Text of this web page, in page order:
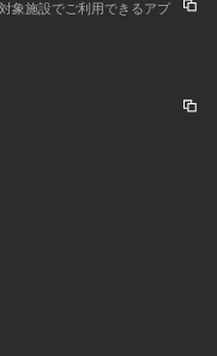
象施設でご利用できるアプ